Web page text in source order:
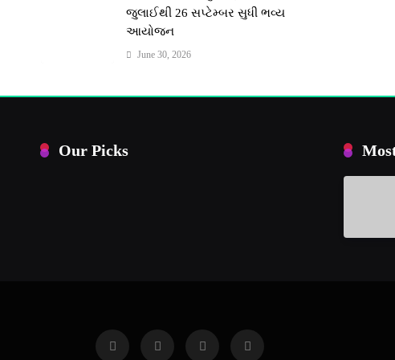
જુલાઈથી 26 સપ્ટેમ્બર સુધી ભવ્ય
આયોજન
June 30, 2026
Our Picks